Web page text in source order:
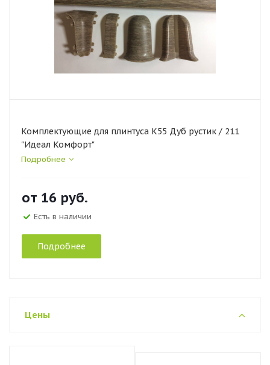
Комплектующие для плинтуса К55 Дуб рустик / 211
"Идеал Комфорт"
Подробнее
от 16 руб.
Есть в наличии
Подробнее
Цены